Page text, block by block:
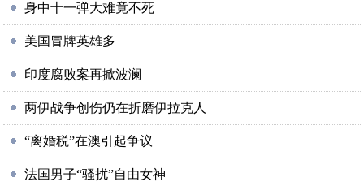
身中十一弹大难竟不死
美国冒牌英雄多
印度腐败案再掀波澜
两伊战争创伤仍在折磨伊拉克人
“离婚税”在澳引起争议
法国男子“骚扰”自由女神